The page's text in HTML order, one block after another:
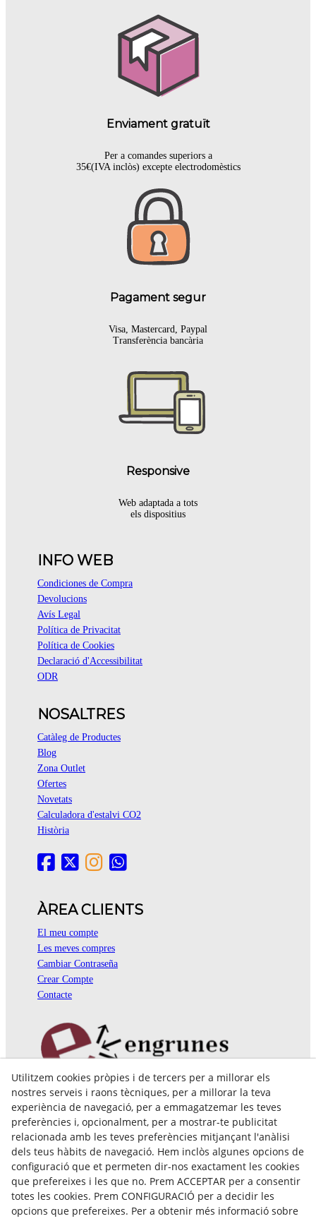
Enviament gratuït
Per a comandes superiors a
35€(IVA inclòs) excepte electrodomèstics
Pagament segur
Visa, Mastercard, Paypal
Transferència bancària
Responsive
Web adaptada a tots
els dispositius
INFO WEB
Condiciones de Compra
Devolucions
Avís Legal
Política de Privacitat
Política de Cookies
Declaració d'Accessibilitat
ODR
NOSALTRES
Catàleg de Productes
Blog
Zona Outlet
Ofertes
Novetats
Calculadora d'estalvi CO2
Història
ÀREA CLIENTS
El meu compte
Les meves compres
Cambiar Contraseña
Crear Compte
Contacte
Pol. Ind. Coll de Montcada
Cr. Roca Plana, 14-16
08110 Montcada i Reixac (Barcelona)
935 829 999
engrunes@engrunes.org
Utilitzem cookies pròpies i de tercers per a millorar els
nostres serveis i raons tècniques, per a millorar la teva
experiència de navegació, per a emmagatzemar les teves
preferències i, opcionalment, per a mostrar-te publicitat
relacionada amb les teves preferències mitjançant l'anàlisi
dels teus hàbits de navegació. Hem inclòs algunes opcions de
configuració que et permeten dir-nos exactament les cookies
que prefereixes i les que no. Prem ACCEPTAR per a consentir
totes les cookies. Prem CONFIGURACIÓ per a decidir les
opcions que prefereixes. Per a obtenir més informació sobre